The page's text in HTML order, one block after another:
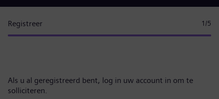
Registreer 1 /5
Als u al geregistreerd bent, log in uw account in om te
solliciteren.